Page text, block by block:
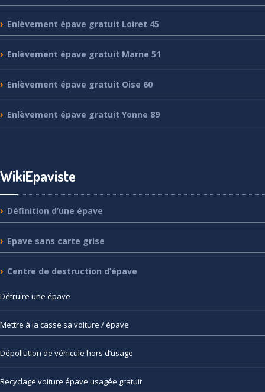
Enlèvement épave gratuit Loiret 45
Enlèvement épave gratuit Marne 51
Enlèvement épave gratuit Oise 60
Enlèvement épave gratuit Yonne 89
WikiEpaviste
Définition d’une épave
Epave sans carte grise
Centre de destruction d’épave
Détruire une épave
Mettre à la casse sa voiture / épave
Dépollution de véhicule hors d’usage
Recyclage voiture épave usagée gratuit